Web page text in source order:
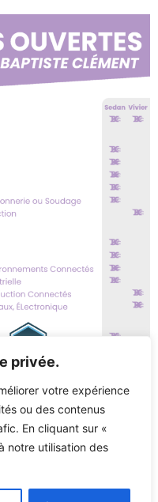
privée.
votre expérience
ou des contenus
En cliquant sur «
notre utilisation des